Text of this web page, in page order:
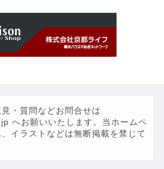
・質問などお問合せは
へお願いいたします。当ホームペ
イラストなどは無断掲載を禁じて